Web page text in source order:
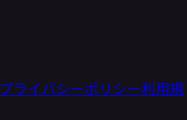
プライバシーポリシー利用規